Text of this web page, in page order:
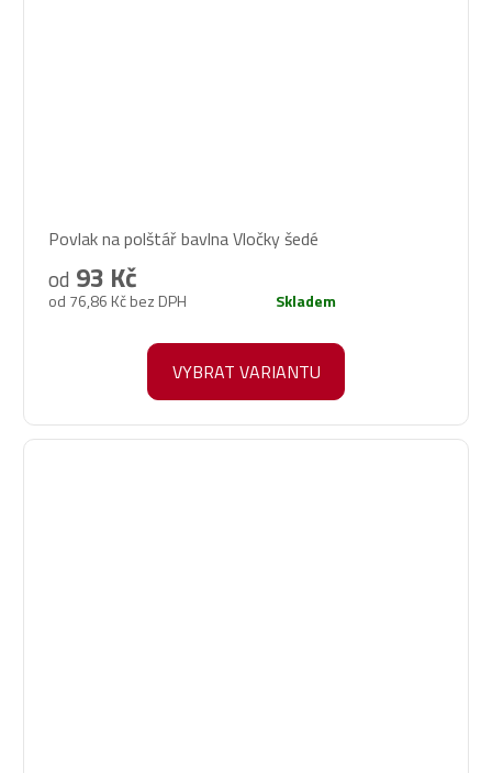
Povlak na polštář bavlna Vločky šedé
od 76,86 Kč bez DPH
od 93 Kč
Skladem
VYBRAT VARIANTU